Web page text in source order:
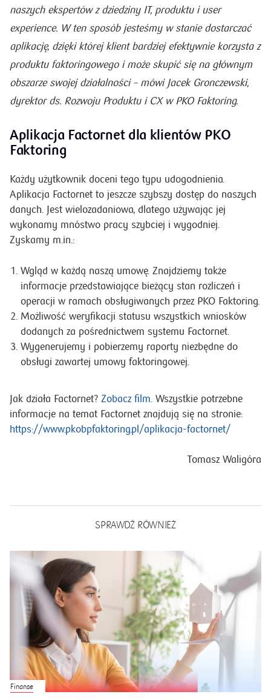
naszych ekspertów z dziedziny IT, produktu i user
experience. W ten sposób jesteśmy w stanie dostarczać
aplikację, dzięki której klient bardziej efektywnie korzysta z
produktu faktoringowego i może skupić się na głównym
obszarze swojej działalności– mówi Jacek Gronczewski,
dyrektor ds. Rozwoju Produktu i CX w PKO Faktoring.
Aplikacja Factornet dla klientów PKO
Faktoring
Każdy użytkownik doceni tego typu udogodnienia.
Aplikacja Factornet to jeszcze szybszy dostęp do naszych
danych. Jest wielozadaniowa, dlatego używając jej
wykonamy mnóstwo pracy szybciej i wygodniej.
Zyskamy m.in.:
Wgląd w każdą naszą umowę. Znajdziemy także
informacje przedstawiające bieżący stan rozliczeń i
operacji w ramach obsługiwanych przez PKO Faktoring.
Możliwość weryfikacji statusu wszystkich wniosków
dodanych za pośrednictwem systemu Factornet.
Wygenerujemy i pobierzemy raporty niezbędne do
obsługi zawartej umowy faktoringowej.
Jak działa Factornet? Zobacz film. Wszystkie potrzebne
informacje na temat Factornet znajdują się na stronie:
https://www.pkobpfaktoring.pl/aplikacja-factornet/
Tomasz Waligóra
SPRAWDŹ RÓWNIEŻ
Finanse